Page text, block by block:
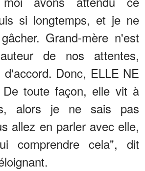
si longtemps, et je ne
Grand-mère n'est
de nos attentes,
d'accord. Donc, ELLE NE
toute façon, elle vit à
alors je ne sais pas
allez en parler avec elle,
comprendre cela", dit